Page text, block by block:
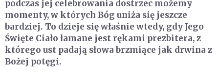
podczas jej celebrowania dostrzec możemy
momenty, w których Bóg uniża się jeszcze
bardziej. To dzieje się właśnie wtedy, gdy Jego
Święte Ciało łamane jest rękami prezbitera, z
którego ust padają słowa brzmiące jak drwina z
Bożej potęgi.